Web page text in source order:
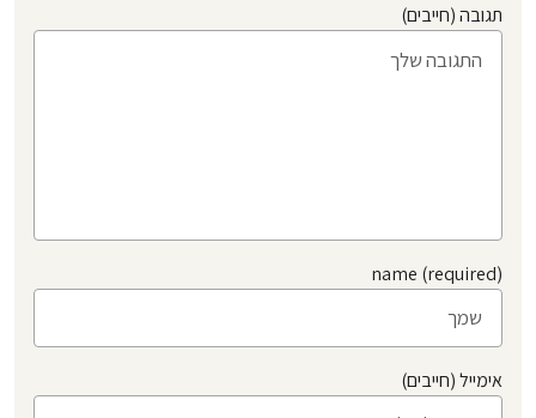
תגובה (חייבים)
name (required)
אימייל (חייבים)